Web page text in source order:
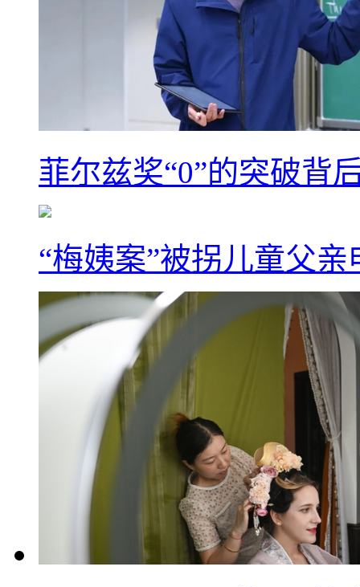
菲尔兹奖“0”的突破背
“梅姨案”被拐儿童父